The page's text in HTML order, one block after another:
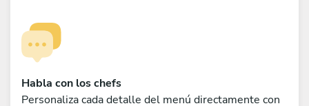
Habla con los chefs
Personaliza cada detalle del menú directamente con